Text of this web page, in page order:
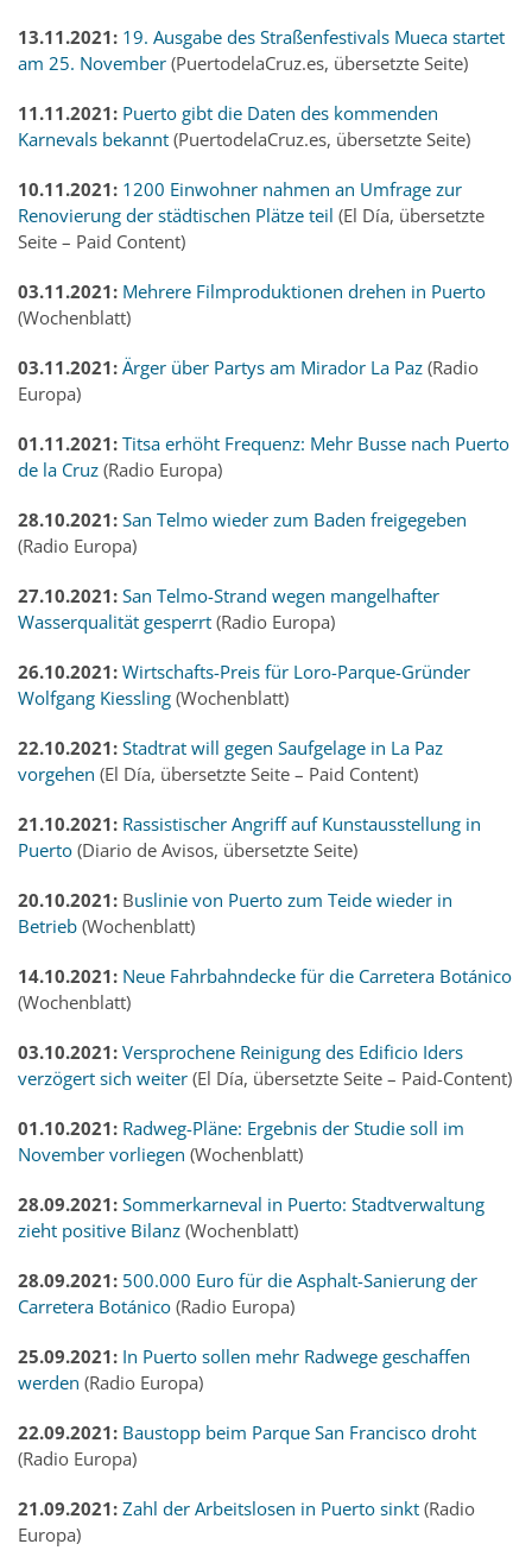
13.11.2021: 19. Ausgabe des Straßenfestivals Mueca startet
am 25. November(PuertodelaCruz.es, übersetzte Seite)
11.11.2021: Puerto gibt die Daten des kommenden
Karnevals bekannt(PuertodelaCruz.es, übersetzte Seite)
10.11.2021: 1200 Einwohner nahmen an Umfrage zur
Renovierung der städtischen Plätze teil (El Día, übersetzte
Seite – Paid Content)
03.11.2021: Mehrere Filmproduktionen drehen in Puerto
(Wochenblatt)
03.11.2021: Ärger über Partys am Mirador La Paz(Radio
Europa)
01.11.2021: Titsa erhöht Frequenz: Mehr Busse nach Puerto
de la Cruz(Radio Europa)
28.10.2021: San Telmo wieder zum Baden freigegeben
(Radio Europa)
27.10.2021: San Telmo-Strand wegen mangelhafter
Wasserqualität gesperrt(Radio Europa)
26.10.2021: Wirtschafts-Preis für Loro-Parque-Gründer
Wolfgang Kiessling(Wochenblatt)
22.10.2021: Stadtrat will gegen Saufgelage in La Paz
vorgehen (El Día, übersetzte Seite – Paid Content)
21.10.2021: Rassistischer Angriff auf Kunstausstellung in
Puerto(Diario de Avisos, übersetzte Seite)
20.10.2021:Buslinie von Puerto zum Teide wieder in
Betrieb(Wochenblatt)
14.10.2021: Neue Fahrbahndecke für die Carretera Botánico
(Wochenblatt)
03.10.2021: Versprochene Reinigung des Edificio Iders
verzögert sich weiter(El Día, übersetzte Seite – Paid-Content)
01.10.2021: Radweg-Pläne: Ergebnis der Studie soll im
November vorliegen (Wochenblatt)
28.09.2021: Sommerkarneval in Puerto: Stadtverwaltung
zieht positive Bilanz(Wochenblatt)
28.09.2021: 500.000 Euro für die Asphalt-Sanierung der
Carretera Botánico(Radio Europa)
25.09.2021: In Puerto sollen mehr Radwege geschaffen
werden (Radio Europa)
22.09.2021: Baustopp beim Parque San Francisco droht
(Radio Europa)
21.09.2021: Zahl der Arbeitslosen in Puerto sinkt(Radio
Europa)